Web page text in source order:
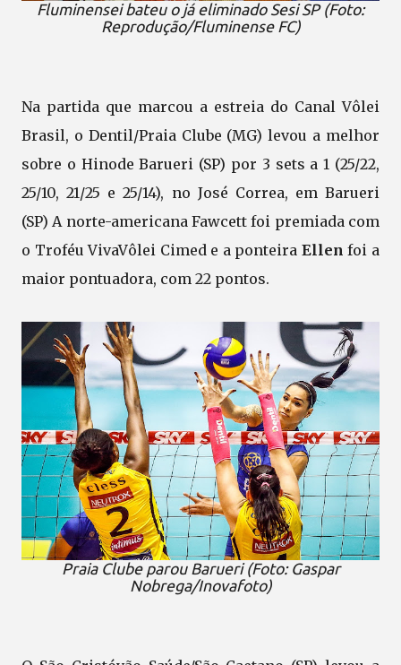
Fluminensei bateu o já eliminado Sesi SP (Foto:
Reprodução/Fluminense FC)
Na partida que marcou a estreia do Canal Vôlei
Brasil, o Dentil/Praia Clube (MG) levou a melhor
sobre o Hinode Barueri (SP) por 3 sets a 1 (25/22,
25/10, 21/25 e 25/14), no José Correa, em Barueri
(SP) A norte-americana Fawcett foi premiada com
o Troféu VivaVôlei Cimed e a ponteira Ellen foi a
maior pontuadora, com 22 pontos.
Praia Clube parou Barueri (Foto: Gaspar
Nobrega/Inovafoto)